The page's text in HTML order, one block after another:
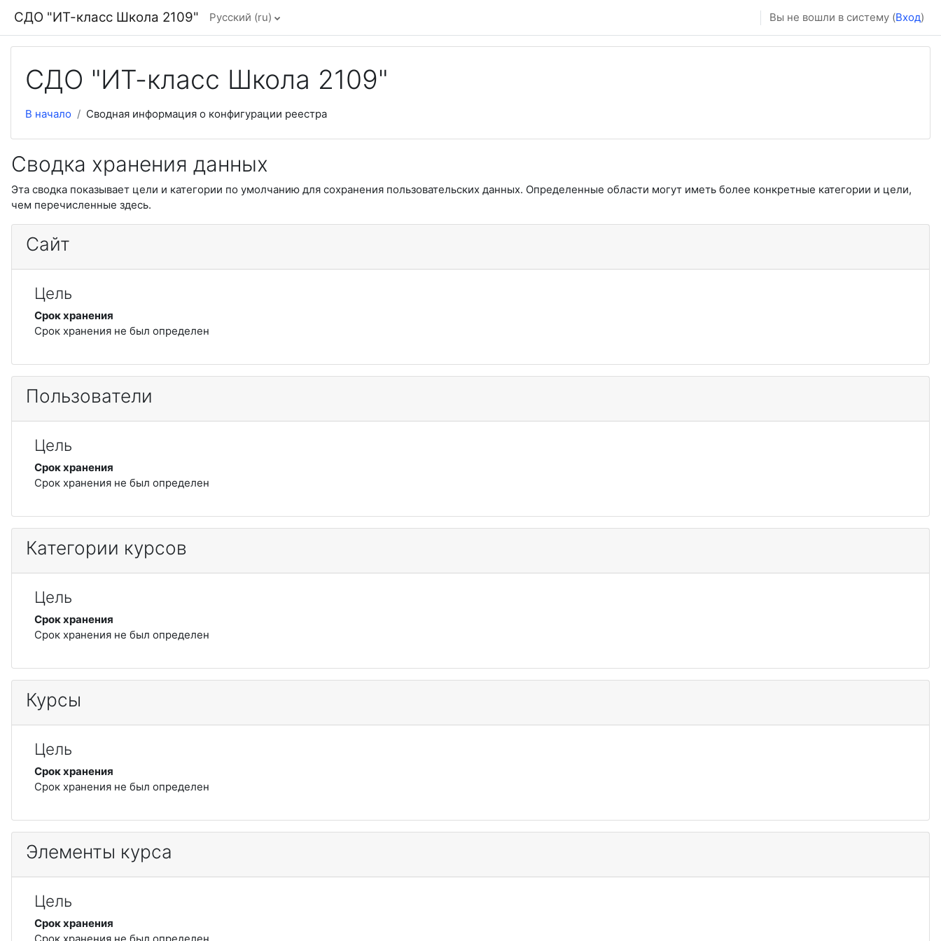
СДО "ИТ-класс Школа 2109" Русский ‎(ru)‎ Вы не вошли в систему (Вход)
СДО "ИТ-класс Школа 2109"
В начало Сводная информация о конфигурации реестра
Сводка хранения данных
Эта сводка показывает цели и категории по умолчанию для сохранения пользовательских данных. Определенные области могут иметь более конкретные категории и цели,
чем перечисленные здесь.
Сайт
Цель
Срок хранения
Срок хранения не был определен
Пользователи
Цель
Срок хранения
Срок хранения не был определен
Категории курсов
Цель
Срок хранения
Срок хранения не был определен
Курсы
Цель
Срок хранения
Срок хранения не был определен
Элементы курса
Цель
Срок хранения